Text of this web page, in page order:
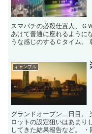
スマパチの必殺仕置人、Ｇ
あけて普通に座れるように
うな感じのするＣタイム。
ギャンブル
グランドオープン二日目。
ロットの設定狙いはあまり
してきた結果報告など。 ・